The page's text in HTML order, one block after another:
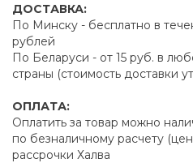
ДОСТАВКА:
По Минску - бесплатно в
рублей
По Беларуси - от 15 руб. в
страны (стоимость доставки
ОПЛАТА:
Оплатить за товар можно
по безналичному расчету
рассрочки Халва